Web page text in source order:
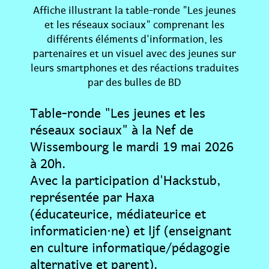
Affiche illustrant la table-ronde "Les jeunes
et les réseaux sociaux" comprenant les
différents éléments d'information, les
partenaires et un visuel avec des jeunes sur
leurs smartphones et des réactions traduites
par des bulles de BD
Table-ronde "Les jeunes et les
réseaux sociaux" à la Nef de
Wissembourg le mardi 19 mai 2026
à 20h.
Avec la participation d'Hackstub,
représentée par Haxa
(éducateurice, médiateurice et
informaticien·ne) et ljf (enseignant
en culture informatique/pédagogie
alternative et parent).